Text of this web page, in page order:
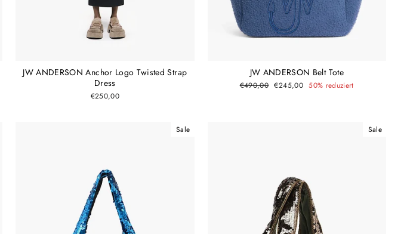
JW ANDERSON Anchor Logo Twisted Strap
Dress
€250,00
JW ANDERSON Belt Tote
Normaler
€490,00 Sonderpreis
€245,00 50% reduziert
Sale Sale